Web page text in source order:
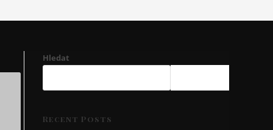
Hledat
Recent Posts